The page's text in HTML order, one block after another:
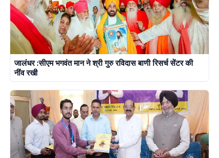
जालंधर :सीएम भगवंत मान ने श्री गुरु रविदास बाणी रिसर्च सेंटर की
नींव रखी